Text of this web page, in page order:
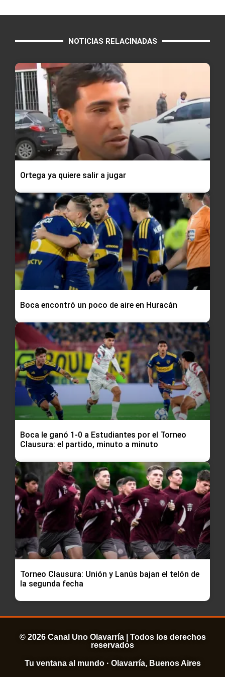
NOTICIAS RELACINADAS
Ortega ya quiere salir a jugar
Boca encontró un poco de aire en Huracán
Boca le ganó 1-0 a Estudiantes por el Torneo
Clausura: el partido, minuto a minuto
Torneo Clausura: Unión y Lanús bajan el telón de
la segunda fecha
© 2026 Canal Uno Olavarría | Todos los derechos
reservados
Tu ventana al mundo · Olavarría, Buenos Aires